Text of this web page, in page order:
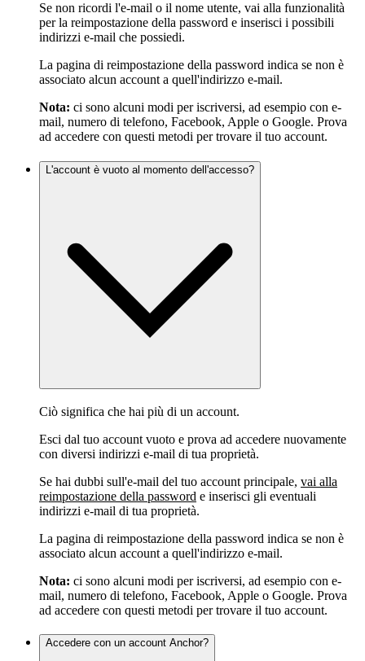
Se non ricordi l'e-mail o il nome utente, vai alla funzionalità
per la reimpostazione della password e inserisci i possibili
indirizzi e-mail che possiedi.
La pagina di reimpostazione della password indica se non è
associato alcun account a quell'indirizzo e-mail.
Nota: ci sono alcuni modi per iscriversi, ad esempio con e-
mail, numero di telefono, Facebook, Apple o Google. Prova
ad accedere con questi metodi per trovare il tuo account.
L'account è vuoto al momento dell'accesso?
Ciò significa che hai più di un account.
Esci dal tuo account vuoto e prova ad accedere nuovamente
con diversi indirizzi e-mail di tua proprietà.
Se hai dubbi sull'e-mail del tuo account principale, vai alla
reimpostazione della password e inserisci gli eventuali
indirizzi e-mail di tua proprietà.
La pagina di reimpostazione della password indica se non è
associato alcun account a quell'indirizzo e-mail.
Nota: ci sono alcuni modi per iscriversi, ad esempio con e-
mail, numero di telefono, Facebook, Apple o Google. Prova
ad accedere con questi metodi per trovare il tuo account.
Accedere con un account Anchor?